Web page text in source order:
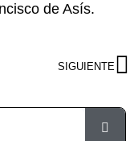
de Asís.
SIGUIENTE